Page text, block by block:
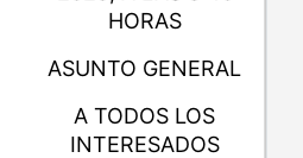
HORAS
ASUNTO GENERAL
A TODOS LOS
INTERESADOS